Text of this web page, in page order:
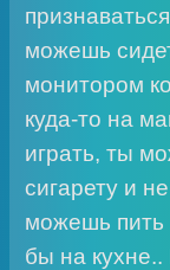
можешь
монитором
куда-то на
играть, ты
сигарету и
можешь пить
бы на кухне..